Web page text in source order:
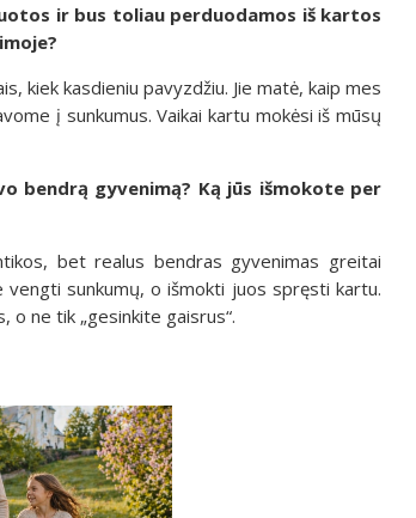
ir bus toliau perduodamos iš kartos
kiek kasdieniu pavyzdžiu. Jie matė, kaip mes
į sunkumus. Vaikai kartu mokėsi iš mūsų
bendrą gyvenimą? Ką jūs išmokote per
bet realus bendras gyvenimas greitai
sunkumų, o išmokti juos spręsti kartu.
o ne tik „gesinkite gaisrus“.